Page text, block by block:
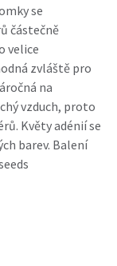
se
částečně
velice
zvláště pro
na
vzduch, proto
Květy adénií se
barev. Balení